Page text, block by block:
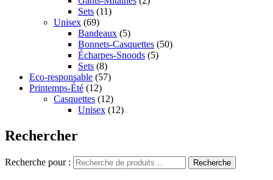
Sets (11)
Unisex (69)
Bandeaux (5)
Bonnets-Casquettes (50)
Écharpes-Snoods (5)
Sets (8)
Eco-responsable (57)
Printemps-Été (12)
Casquettes (12)
Unisex (12)
Rechercher
Recherche pour : Recherche